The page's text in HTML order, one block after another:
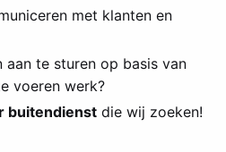
met klanten en
aan te sturen op basis van
voeren werk?
buitendienst die wij zoeken!